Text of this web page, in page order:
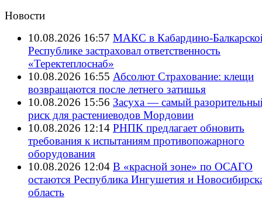
Новости
10.08.2026 16:57 МАКС в Кабардино-
Республике застраховал ответственность
«Теректеплоснаб»
10.08.2026 16:55 Абсолют Страхование: клещи
возвращаются после летнего затишья
10.08.2026 15:56 Засуха — самый
риск для растениеводов Мордовии
10.08.2026 12:14 РНПК предлагает обновить
требования к испытаниям противопожарного
оборудования
10.08.2026 12:04 В «красной зоне» по ОСАГО
остаются Республика Ингушетия и
область